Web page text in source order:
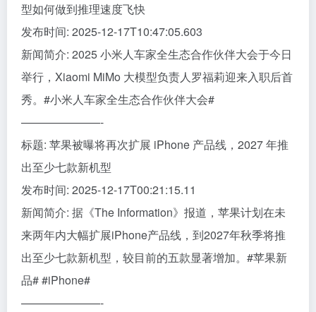
型如何做到推理速度飞快
发布时间: 2025-12-17T10:47:05.603
新闻简介: 2025 小米人车家全生态合作伙伴大会于今日
举行，Xiaomi MiMo 大模型负责人罗福莉迎来入职后首
秀。#小米人车家全生态合作伙伴大会#
———————-
标题: 苹果被曝将再次扩展 iPhone 产品线，2027 年推
出至少七款新机型
发布时间: 2025-12-17T00:21:15.11
新闻简介: 据《The Information》报道，苹果计划在未
来两年内大幅扩展iPhone产品线，到2027年秋季将推
出至少七款新机型，较目前的五款显著增加。#苹果新
品# #iPhone#
———————-